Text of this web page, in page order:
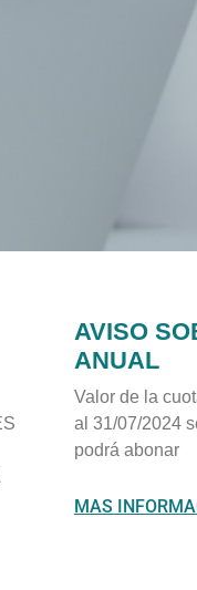
AVISO
ANUAL
Valor de la
al 31/07/2024
podrá abonar
MAS